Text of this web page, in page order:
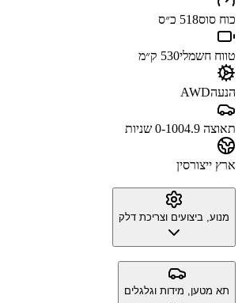
כוח סוס518 כ״ס
טווח חשמלי530 ק״מ
הנעהAWD
תאוצה 0-100 4.9 שניות
ארץ ייצורסין
מנוע, ביצועים וצריכת דלק
תא מטען, מידות וגלגלים